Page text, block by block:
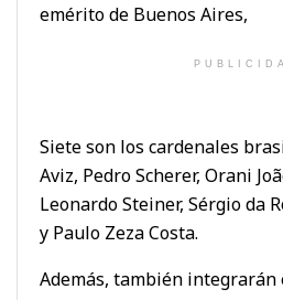
emérito de Buenos Aires,
Siete son los cardenales
Aviz, Pedro Scherer, Orani
Leonardo Steiner, Sérgio da
y Paulo Zeza Costa.
Además, también integrarán